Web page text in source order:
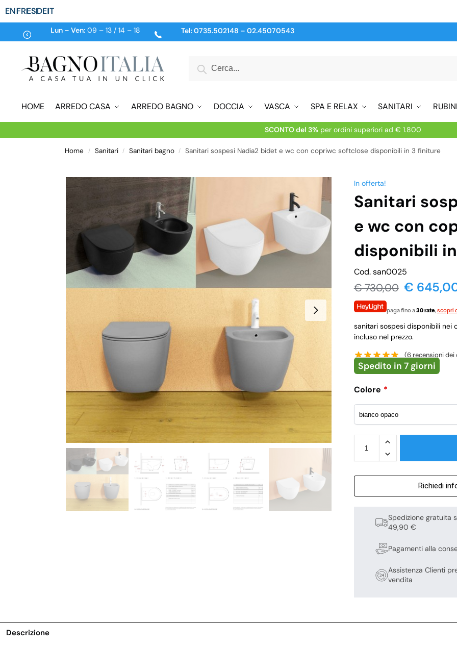
ENFRESDEIT
Lun – Ven:09 – 13 / 14 – 18 Tel:0735.502148 – 02.45070543
HOME ARREDO CASA ARREDO BAGNO DOCCIA VASCA SPA E RELAX SANITARI
SCONTO del 3%per ordini superiori ad € 1.800
Home / Sanitari / Sanitari bagno / Sanitari sospesi Nadia2 bidet e wc con copriwc softclose disponibili in 3 finiture
In offerta!
Sanitari
e wc con
disponibili
Cod. san0025
€730,00 €
paga fino a30 rate, scopri
sanitari sospesi disponibili nei
incluso nel prezzo.
(6 recensioni dei
Spedito in 7 giorni
Colore *
Richiedi
Spedizione gratuita
49,90 €
Pagamenti alla
Assistenza Clienti
vendita
Descrizione